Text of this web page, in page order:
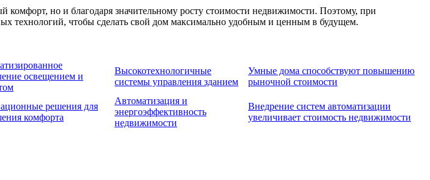
но и благодаря значительному росту стоимости недвижимости. Поэтому, при
технологий, чтобы сделать свой дом максимально удобным и ценным в будущем.
освещением и
Высокотехнологичные
системы управления зданием
Умные дома способствуют повышению
рыночной стоимости
решения для
комфорта
Автоматизация и
энергоэффективность
недвижимости
Внедрение систем автоматизации
увеличивает стоимость недвижимости